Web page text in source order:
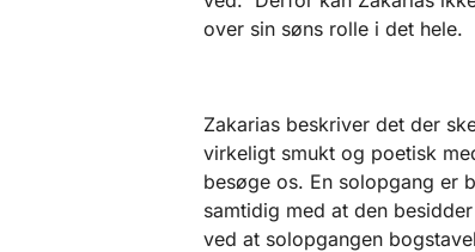
over sin søns rolle i det hele.
Zakarias beskriver det der
virkeligt smukt og poetisk
besøge os. En solopgang er
samtidig med at den
ved at solopgangen